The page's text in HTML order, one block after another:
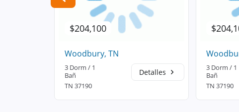
$204,100
Woodbury, TN
3 Dorm / 1
Bañ
TN 37190
Detalles
3 Dorm / 1
Bañ
TN 37190